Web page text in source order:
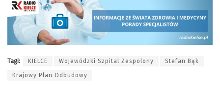
Tagi: KIELCE Wojewódzki Szpital Zespolony Stefan Bąk
Krajowy Plan Odbudowy